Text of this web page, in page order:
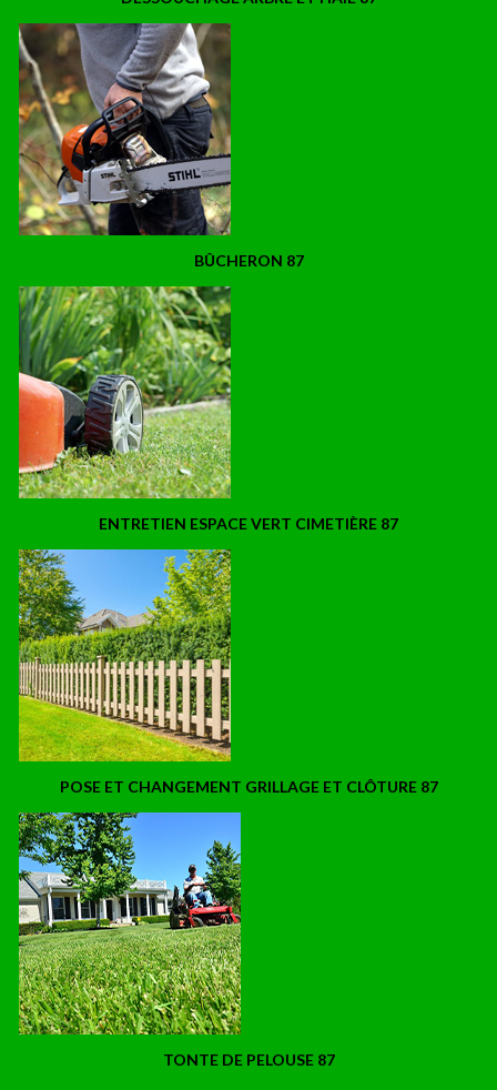
BÛCHERON 87
ENTRETIEN ESPACE VERT CIMETIÈRE 87
POSE ET CHANGEMENT GRILLAGE ET CLÔTURE 87
TONTE DE PELOUSE 87